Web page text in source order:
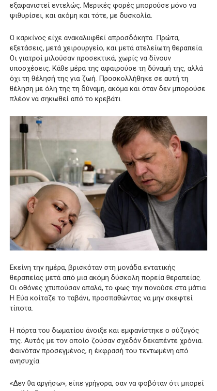
εξαφανιστεί εντελώς. Μερικές φορές μπορούσε μόνο να
ψιθυρίσει, και ακόμη και τότε, με δυσκολία.
Ο καρκίνος είχε ανακαλυφθεί απροσδόκητα. Πρώτα,
εξετάσεις, μετά χειρουργείο, και μετά ατελείωτη θεραπεία.
Οι γιατροί μιλούσαν προσεκτικά, χωρίς να δίνουν
υποσχέσεις. Κάθε μέρα της αφαιρούσε τη δύναμή της, αλλά
όχι τη θέλησή της για ζωή. Προσκολλήθηκε σε αυτή τη
θέληση με όλη της τη δύναμη, ακόμα και όταν δεν μπορούσε
πλέον να σηκωθεί από το κρεβάτι.
Εκείνη την ημέρα, βρισκόταν στη μονάδα εντατικής
θεραπείας μετά από μια ακόμη δύσκολη πορεία θεραπείας.
Οι οθόνες χτυπούσαν απαλά, το φως την πονούσε στα μάτια.
Η Εύα κοίταζε το ταβάνι, προσπαθώντας να μην σκεφτεί
τίποτα.
Η πόρτα του δωματίου άνοιξε και εμφανίστηκε ο σύζυγός
της. Αυτός με τον οποίο ζούσαν σχεδόν δεκαπέντε χρόνια.
Φαινόταν προσεγμένος, η έκφρασή του τεντωμένη από
ανησυχία.
«Δεν θα αργήσω», είπε γρήγορα, σαν να φοβόταν ότι μπορεί